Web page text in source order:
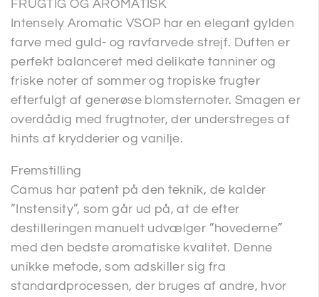
FRUGTIG OG AROMATISK
Intensely Aromatic VSOP har en elegant gylden
farve med guld- og ravfarvede strejf. Duften er
perfekt balanceret med delikate tanniner og
friske noter af sommer og tropiske frugter
efterfulgt af generøse blomsternoter. Smagen er
overdådig med frugtnoter, der understreges af
hints af krydderier og vanilje.
Fremstilling
Camus har patent på den teknik, de kalder
”Instensity”, som går ud på, at de efter
destilleringen manuelt udvælger ”hovederne”
med den bedste aromatiske kvalitet. Denne
unikke metode, som adskiller sig fra
standardprocessen, der bruges af andre, hvor